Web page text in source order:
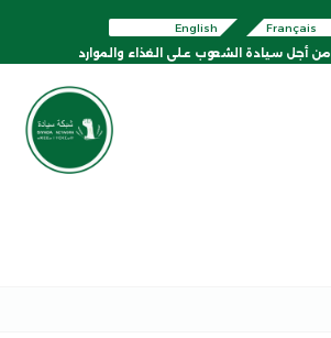
Français
English
من أجل سيادة الشعوب على الغذاء والموارد